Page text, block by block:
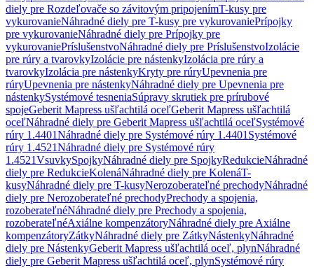
diely pre Rozdeľovače so závitovým pripojenímT-kusy pre
vykurovanieNáhradné diely pre T-kusy pre vykurovaniePrípojky
pre vykurovanieNáhradné diely pre Prípojky pre
vykurovaniePríslušenstvoNáhradné diely pre PríslušenstvoIzolácie
pre rúry a tvarovkyIzolácie pre nástenkyIzolácia pre rúry a
tvarovkyIzolácia pre nástenkyKryty pre rúryUpevnenia pre
rúryUpevnenia pre nástenkyNáhradné diely pre Upevnenia pre
nástenkySystémové tesneniaSúpravy skrutiek pre prírubové
spojeGeberit Mapress ušľachtilá oceľGeberit Mapress ušľachtilá
oceľNáhradné diely pre Geberit Mapress ušľachtilá oceľSystémové
rúry 1.4401Náhradné diely pre Systémové rúry 1.4401 Systémové
rúry 1.4521Náhradné diely pre Systémové rúry
1.4521VsuvkySpojkyNáhradné diely pre SpojkyRedukcieNáhradné
diely pre RedukcieKolenáNáhradné diely pre KolenáT-
kusyNáhradné diely pre T-kusyNerozoberateľné prechodyNáhradné
diely pre Nerozoberateľné prechodyPrechody a spojenia,
rozoberateľnéNáhradné diely pre Prechody a spojenia,
rozoberateľnéAxiálne kompenzátoryNáhradné diely pre Axiálne
kompenzátoryZátkyNáhradné diely pre ZátkyNástenkyNáhradné
diely pre NástenkyGeberit Mapress ušľachtilá oceľ, plynNáhradné
diely pre Geberit Mapress ušľachtilá oceľ, plynSystémové rúry